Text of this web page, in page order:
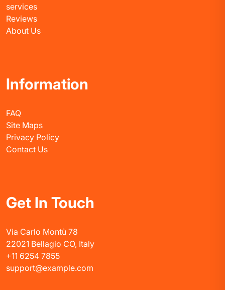
services
Reviews
About Us
Information
FAQ
Site Maps
Privacy Policy
Contact Us
Get In Touch
Via Carlo Montù 78
22021 Bellagio CO, Italy
+11 6254 7855
support@example.com